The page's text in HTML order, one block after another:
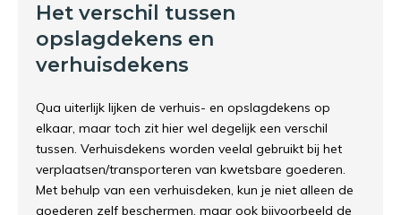
Het verschil tussen
opslagdekens en
verhuisdekens
Qua uiterlijk lijken de verhuis- en opslagdekens op
elkaar, maar toch zit hier wel degelijk een verschil
tussen. Verhuisdekens worden veelal gebruikt bij het
verplaatsen/transporteren van kwetsbare goederen.
Met behulp van een verhuisdeken, kun je niet alleen de
goederen zelf beschermen, maar ook bijvoorbeeld de